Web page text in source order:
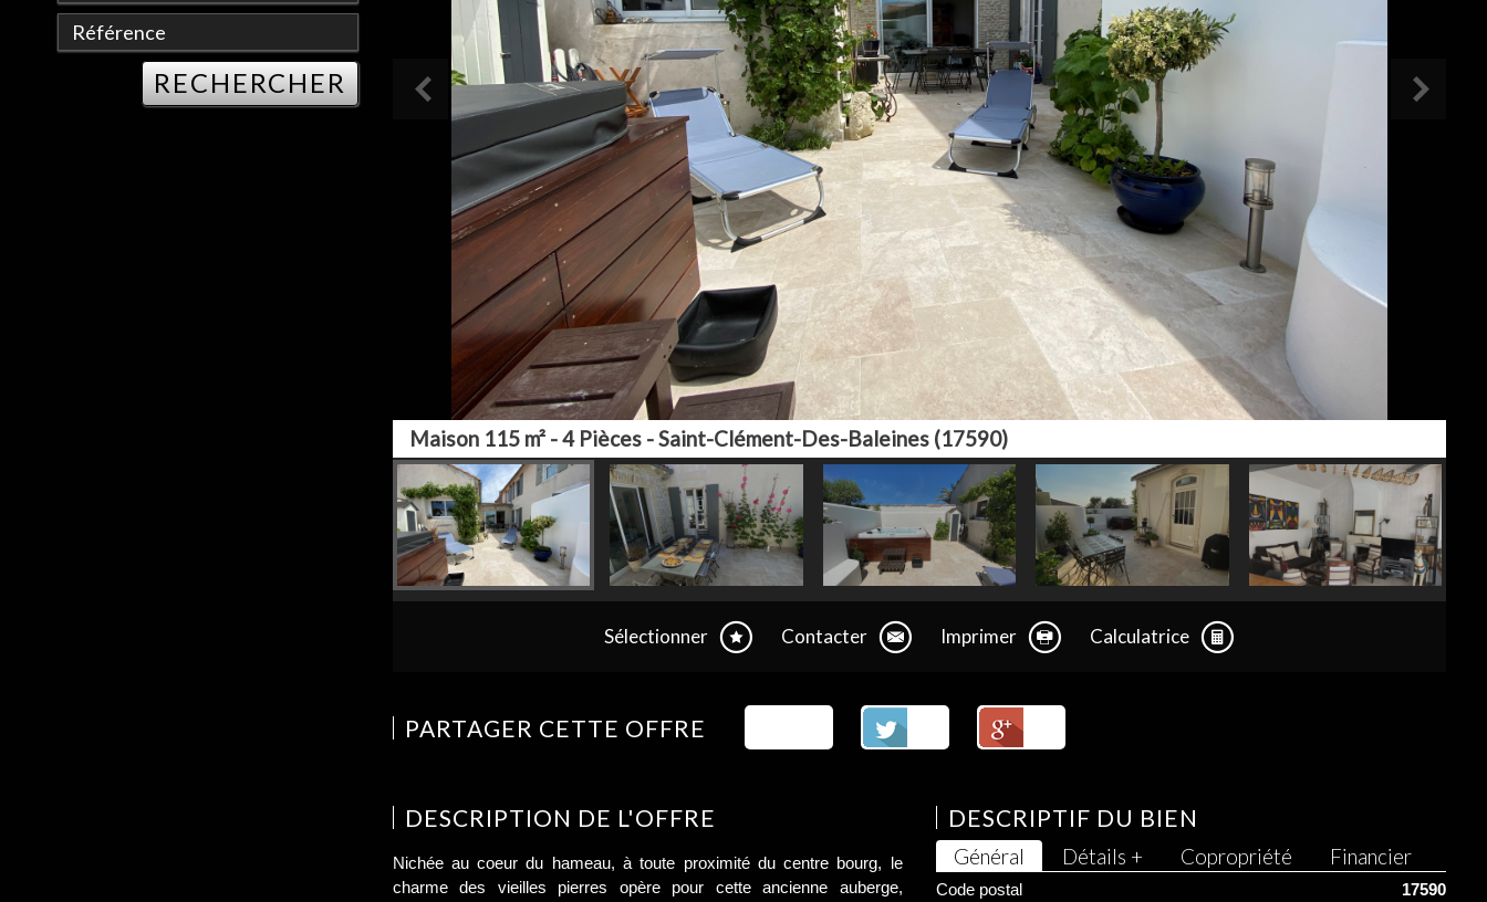
RECHERCHER
Maison 115 m² - 4 Pièces - Saint-Clément-Des-Baleines (17590)
Sélectionner Contacter Imprimer Calculatrice
PARTAGER CETTE OFFRE
DESCRIPTION DE L'OFFRE
Nichée au coeur du hameau, à toute proximité du centre bourg, le
charme des vieilles pierres opère pour cette ancienne auberge,
DESCRIPTIF DU BIEN
Général Détails + Copropriété Financier
Code postal 17590